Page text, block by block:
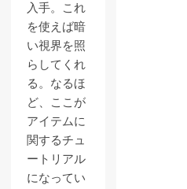
入手。これ
を使えば暗
い視界を照
らしてくれ
る。なるほ
ど、ここが
アイテムに
関するチュ
ートリアル
になってい